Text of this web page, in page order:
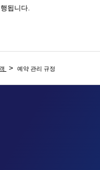
됩니다.
예약 관리 규정